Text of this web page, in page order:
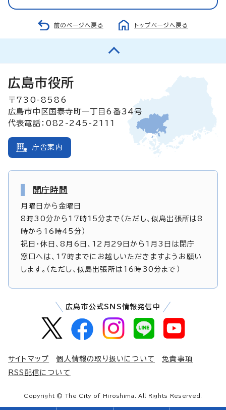
前のページへ戻る トップページへ戻る
広島市役所
〒730-8586
広島市中区国泰寺町一丁目6番34号
代表電話：082-245-2111
庁舎案内
開庁時間
月曜日から金曜日
8時30分から17時15分まで（ただし、似島出張所は8
時から16時45分）
祝日・休日、8月6日、12月29日から1月3日は閉庁
窓口へは、17時までにお越しいただきますようお願い
します。（ただし、似島出張所は16時30分まで）
広島市公式SNS情報発信中
サイトマップ 個人情報の取り扱いについて
免責事項
RSS配信について
Copyright © The City of Hiroshima. All Rights Reserved.